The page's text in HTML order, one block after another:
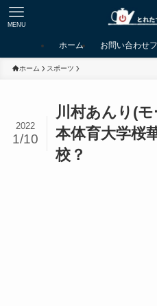
MENU
ホーム お問い合わせ
ホーム スポーツ
川村あんり(
本体育大学桜
校？
2022
1/10